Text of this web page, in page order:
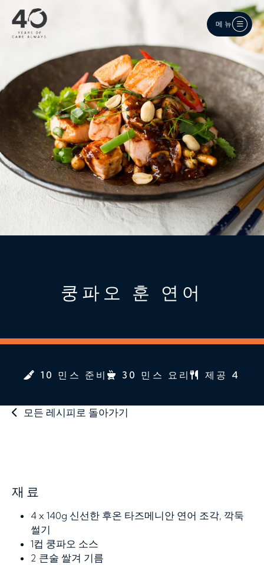
메인 콘텐츠로 건너뛰기
메뉴
쿵파오 훈 연어
10 민스 준비 30 민스 요리 제공 4
모든 레시피로 돌아가기
재료
4 x 140g 신선한 후온 타즈메니안 연어 조각, 깍둑
썰기
1컵 쿵파오 소스
2 큰술 쌀겨 기름